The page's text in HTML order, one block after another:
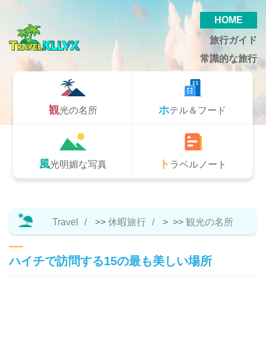
HOME
旅行ガイド
常識的な旅行
観光の名所 ホテル＆フード
風光明媚な写真 トラベルノート
Travel >> 休暇旅行 > >> 観光の名所
ハイチで訪問する15の最も美しい場所